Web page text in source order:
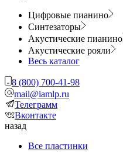
Цифровые пианино
Синтезаторы
Акустические пианино
Акустические рояли
Весь каталог
8 (800) 700-41-98
mail@iamlp.ru
Телеграмм
Вконтакте
назад
Все пластинки